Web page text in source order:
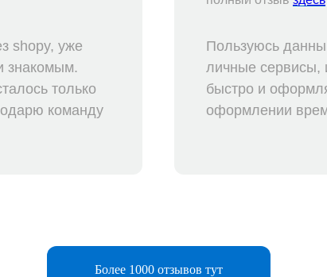
shopy, уже
знакомым.
только
команду
Пользуюсь
личные сервисы,
быстро и
оформлении
Более 1000 отзывов тут